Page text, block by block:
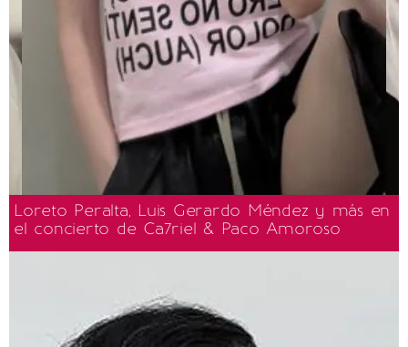
Loreto Peralta, Luis Gerardo Méndez y más en
el concierto de Ca7riel & Paco Amoroso